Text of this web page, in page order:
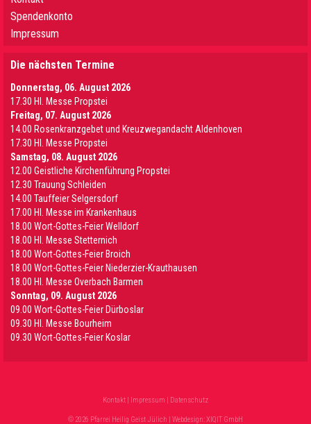
Spendenkonto
Impressum
Die nächsten Termine
Donnerstag, 06. August 2026
17.30 Hl. Messe Propstei
Freitag, 07. August 2026
14.00 Rosenkranzgebet und Kreuzwegandacht Aldenhoven
17.30 Hl. Messe Propstei
Samstag, 08. August 2026
12.00 Geistliche Kirchenführung Propstei
12.30 Trauung Schleiden
14.00 Tauffeier Selgersdorf
17.00 Hl. Messe im Krankenhaus
18.00 Wort-Gottes-Feier Welldorf
18.00 Hl. Messe Stetternich
18.00 Wort-Gottes-Feier Broich
18.00 Wort-Gottes-Feier Niederzier-Krauthausen
18.00 Hl. Messe Overbach Barmen
Sonntag, 09. August 2026
09.00 Wort-Gottes-Feier Dürboslar
09.30 HI. Messe Bourheim
09.30 Wort-Gottes-Feier Koslar
Kontakt | Impressum | Datenschutz
© 2026 Pfarrei Heilig Geist Jülich | Webdesign:XIQIT GmbH